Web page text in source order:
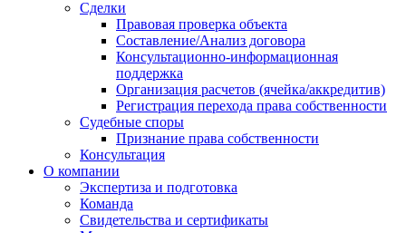
Сделки
Правовая проверка объекта
Составление/Анализ договора
Консультационно-информационная
поддержка
Организация расчетов (ячейка/аккредитив)
Регистрация перехода права собственности
Судебные споры
Признание права собственности
Консультация
О компании
Экспертиза и подготовка
Команда
Свидетельства и сертификаты